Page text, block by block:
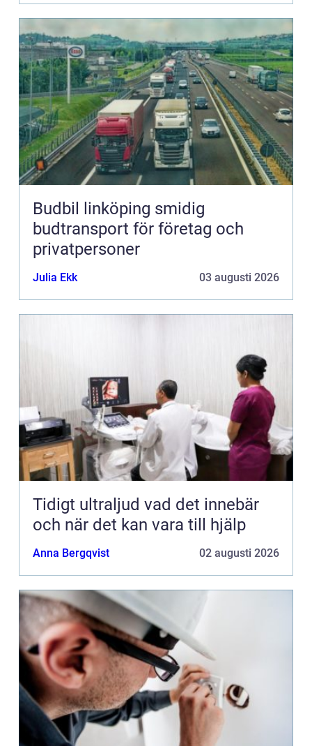
Budbil linköping smidig
budtransport för företag och
privatpersoner
Julia Ekk 03 augusti 2026
Tidigt ultraljud vad det innebär
och när det kan vara till hjälp
Anna Bergqvist 02 augusti 2026